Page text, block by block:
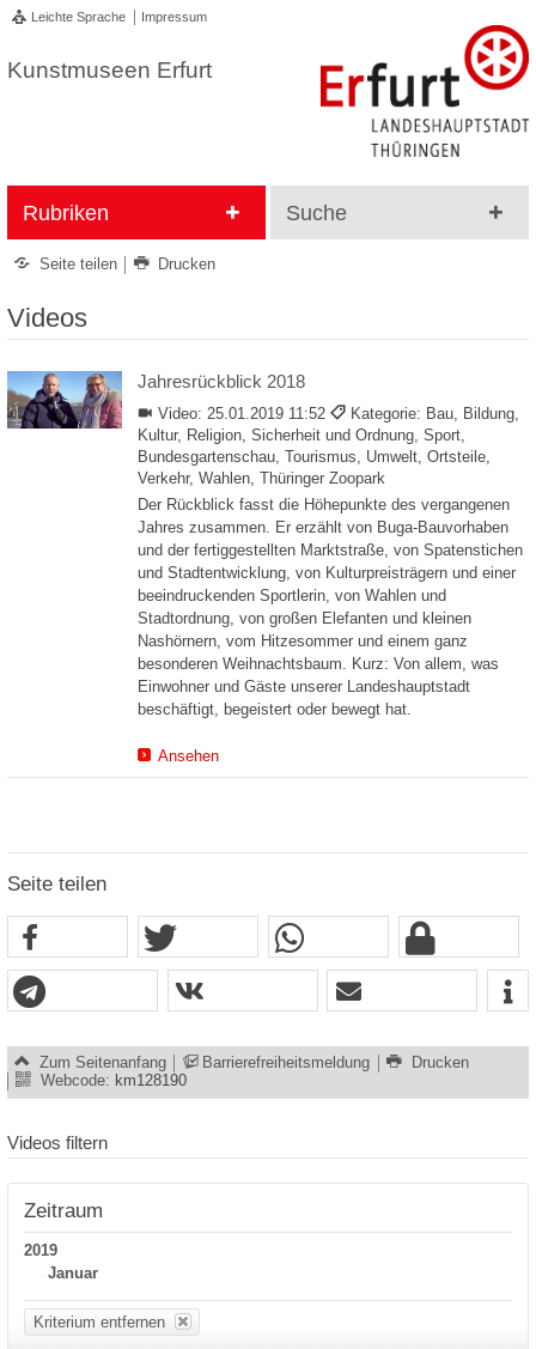
Leichte Sprache Impressum
Kunstmuseen Erfurt
Rubriken Suche
Seite teilen Drucken
Videos
Jahresrückblick 2018
Video: 25.01.2019 11:52
Kategorie: Bau, Bildung,
Kultur, Religion, Sicherheit und Ordnung, Sport,
Bundesgartenschau, Tourismus, Umwelt, Ortsteile,
Verkehr, Wahlen, Thüringer Zoopark
Der Rückblick fasst die Höhepunkte des vergangenen
Jahres zusammen. Er erzählt von Buga-Bauvorhaben
und der fertiggestellten Marktstraße, von Spatenstichen
und Stadtentwicklung, von Kulturpreisträgern und einer
beeindruckenden Sportlerin, von Wahlen und
Stadtordnung, von großen Elefanten und kleinen
Nashörnern, vom Hitzesommer und einem ganz
besonderen Weihnachtsbaum. Kurz: Von allem, was
Einwohner und Gäste unserer Landeshauptstadt
beschäftigt, begeistert oder bewegt hat.
Ansehen
Seite teilen
Zum Seitenanfang Barrierefreiheitsmeldung
Drucken
Webcode: km128190
Videos filtern
Zeitraum
2019
Januar
Kriterium entfernen